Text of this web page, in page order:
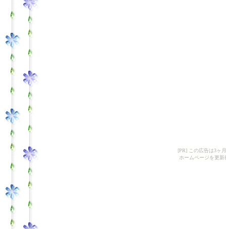
[PR] この広告は3ヶ
ホームページを更